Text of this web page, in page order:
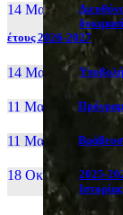
14 Μαι, 26
έτους 2026-2027
14 Μαι, 26
11 Μαι, 26
11 Μαι, 26
18 Οκτ, 25
2025-